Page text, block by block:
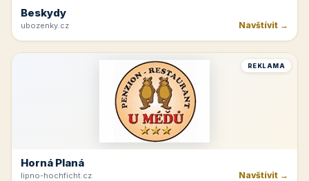
Beskydy
ubozenky.cz Navštívit →
REKLAMA
Horná Planá
lipno-hochficht.cz Navštívit →